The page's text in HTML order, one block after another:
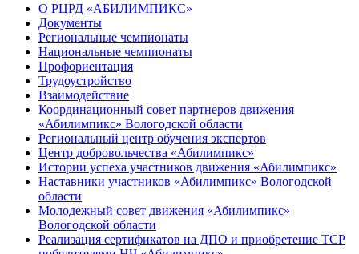
О РЦРД «АБИЛИМПИКС»
Документы
Региональные чемпионаты
Национальные чемпионаты
Профориентация
Трудоустройство
Взаимодействие
Координационный совет партнеров движения
«Абилимпикс» Вологодской области
Региональный центр обучения экспертов
Центр добровольчества «Абилимпикс»
Истории успеха участников движения «Абилимпикс»
Наставники участников «Абилимпикс» Вологодской
области
Молодежный совет движения «Абилимпикс»
Вологодской области
Реализация сертификатов на ДПО и приобретение ТСР